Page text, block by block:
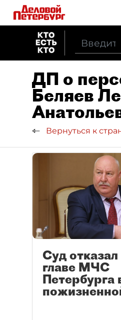
ДП о
Беляев
Вернуться к
Суд
главе МЧС
Петербурга